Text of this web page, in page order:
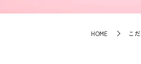
HOME こ